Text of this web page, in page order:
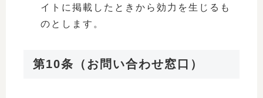
イトに掲載したときから効力を生じるも
のとします。
第10条（お問い合わせ窓口）